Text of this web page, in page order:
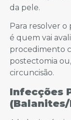
da pele.
Para resolver
é quem vai
procedimento
postectomia
circuncisão.
Infecções